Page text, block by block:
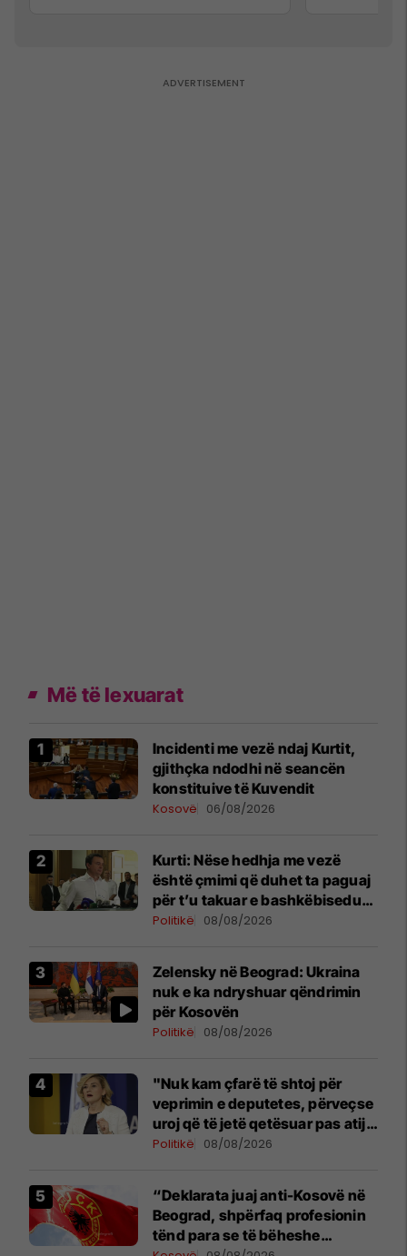
Më të lexuarat
Incidenti me vezë ndaj Kurtit,
gjithçka ndodhi në seancën
konstituive të Kuvendit
Kosovë 06/08/2026
Kurti: Nëse hedhja me vezë
është çmimi që duhet ta paguaj
për t’u takuar e bashkëbiseduar
jam i lumtur ta bëj këtë
Politikë 08/08/2026
Zelensky në Beograd: Ukraina
nuk e ka ndryshuar qëndrimin
për Kosovën
Politikë 08/08/2026
"Nuk kam çfarë të shtoj për
veprimin e deputetes, përveçse
uroj që të jetë qetësuar pas atij
momenti", reagon Kusari-Lila
Politikë 08/08/2026
“Deklarata juaj anti-Kosovë në
Beograd, shpërfaq profesionin
tënd para se të bëheshe